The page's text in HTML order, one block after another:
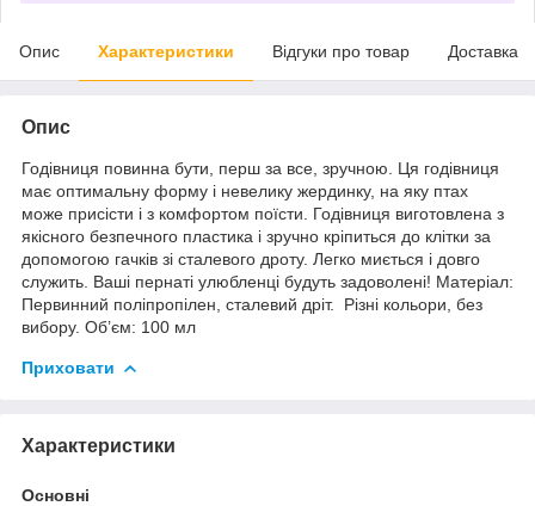
Опис Характеристики Відгуки про товар Доставка
Опис
Годівниця повинна бути, перш за все, зручною. Ця годівниця
має оптимальну форму і невелику жердинку, на яку птах
може присісти і з комфортом поїсти. Годівниця виготовлена з
якісного безпечного пластика і зручно кріпиться до клітки за
допомогою гачків зі сталевого дроту. Легко миється і довго
служить. Ваші пернаті улюбленці будуть задоволені! Матеріал:
Первинний поліпропілен, сталевий дріт. Різні кольори, без
вибору. Об’єм: 100 мл
Приховати
Характеристики
Основні